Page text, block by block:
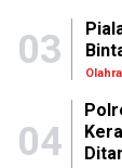
03
04